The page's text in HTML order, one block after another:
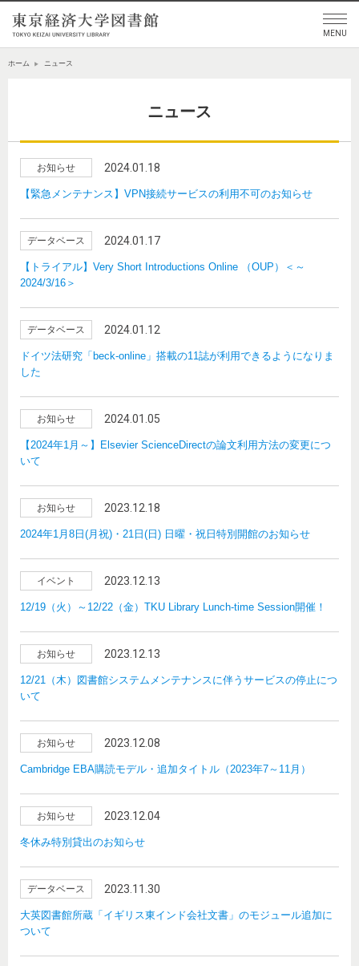
ホーム ニュース
ニュース
お知らせ 2024.01.18
【緊急メンテナンス】VPN接続サービスの利用不可のお知らせ
データベース 2024.01.17
【トライアル】Very Short Introductions Online （OUP）＜～
2024/3/16＞
データベース 2024.01.12
ドイツ法研究「beck-online」搭載の11誌が利用できるようになりま
した
お知らせ 2024.01.05
【2024年1月～】Elsevier ScienceDirectの論文利用方法の変更につ
いて
お知らせ 2023.12.18
2024年1月8日(月祝)・21日(日) 日曜・祝日特別開館のお知らせ
イベント 2023.12.13
12/19（火）～12/22（金）TKU Library Lunch-time Session開催！
お知らせ 2023.12.13
12/21（木）図書館システムメンテナンスに伴うサービスの停止につ
いて
お知らせ 2023.12.08
Cambridge EBA購読モデル・追加タイトル（2023年7～11月）
お知らせ 2023.12.04
冬休み特別貸出のお知らせ
データベース 2023.11.30
大英図書館所蔵「イギリス東インド会社文書」のモジュール追加に
ついて